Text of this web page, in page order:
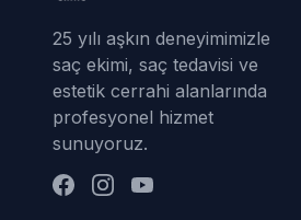
25 yılı aşkın deneyimimizle
saç ekimi, saç tedavisi ve
estetik cerrahi alanlarında
profesyonel hizmet
sunuyoruz.